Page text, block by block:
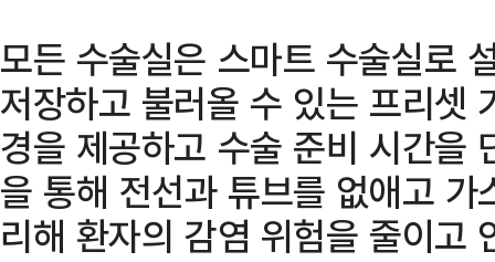
모든 수술실은 스마트 수술실로
저장하고 불러올 수 있는 프리셋
경을 제공하고 수술 준비 시간을
을 통해 전선과 튜브를 없애고
리해 환자의 감염 위험을 줄이고